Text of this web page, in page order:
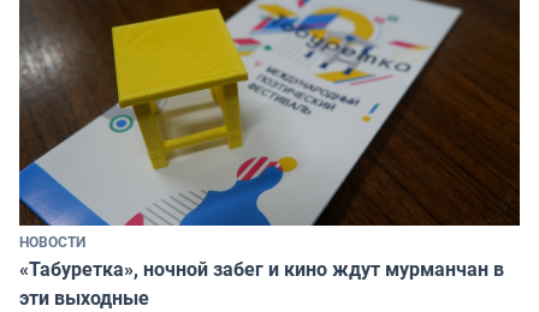
НОВОСТИ
«Табуретка», ночной забег и кино ждут мурманчан в
эти выходные